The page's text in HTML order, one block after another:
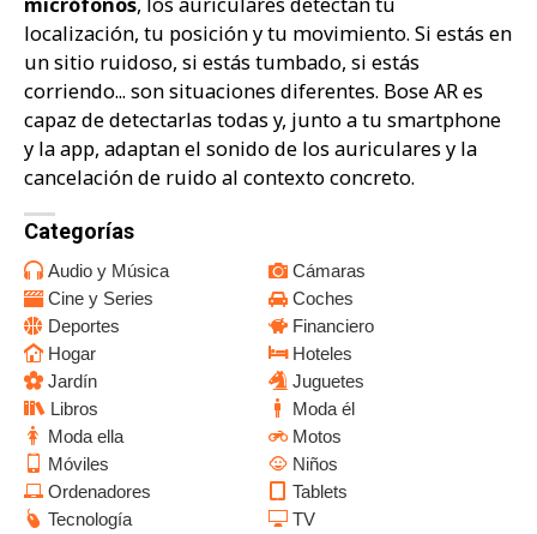
localización, tu posición y tu movimiento. Si estás en
un sitio ruidoso, si estás tumbado, si estás
corriendo... son situaciones diferentes. Bose AR es
capaz de detectarlas todas y, junto a tu smartphone
y la app, adaptan el sonido de los auriculares y la
cancelación de ruido al contexto concreto.
Categorías
Audio y Música
Cámaras
Cine y Series
Coches
Deportes
Financiero
Hogar
Hoteles
Jardín
Juguetes
Libros
Moda él
Moda ella
Motos
Móviles
Niños
Ordenadores
Tablets
Tecnología
TV